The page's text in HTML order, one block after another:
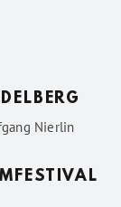
Nierlin